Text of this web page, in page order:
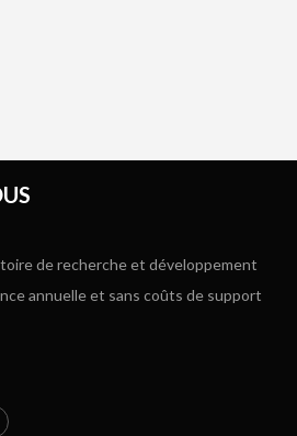
de recherche et développement
annuelle et sans coûts de support